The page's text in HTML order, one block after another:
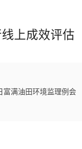
上成效评估
富满油田环境监理例会